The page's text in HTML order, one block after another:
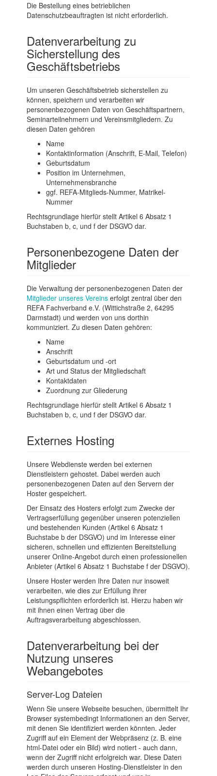
Die Bestellung eines betrieblichen
Datenschutzbeauftragten ist nicht erforderlich.
Datenverarbeitung zu
Sicherstellung des
Geschäftsbetriebs
Um unseren Geschäftsbetrieb sicherstellen zu
können, speichern und verarbeiten wir
personenbezogenen Daten von Geschäftspartnern,
Seminarteilnehmern und Vereinsmitgliedern. Zu
diesen Daten gehören
Name
Kontaktinformation (Anschrift, E-Mail, Telefon)
Geburtsdatum
Position im Unternehmen,
Unternehmensbranche
ggf. REFA-Mitglieds-Nummer, Matrikel-
Nummer
Rechtsgrundlage hierfür stellt Artikel 6 Absatz 1
Buchstaben b, c, und f der DSGVO dar.
Personenbezogene Daten der
Mitglieder
Die Verwaltung der personenbezogenen Daten der
Mitglieder unseres Vereins erfolgt zentral über den
REFA Fachverband e.V. (Wittichstraße 2, 64295
Darmstadt) und werden von uns dorthin
kommuniziert. Zu diesen Daten gehören:
Name
Anschrift
Geburtsdatum und -ort
Art und Status der Mitgliedschaft
Kontaktdaten
Zuordnung zur Gliederung
Rechtsgrundlage hierfür stellt Artikel 6 Absatz 1
Buchstaben b, c, und f der DSGVO dar.
Externes Hosting
Unsere Webdienste werden bei externen
Dienstleistern gehostet. Dabei werden auch
personenbezogenen Daten auf den Servern der
Hoster gespeichert.
Der Einsatz des Hosters erfolgt zum Zwecke der
Vertragserfüllung gegenüber unseren potenziellen
und bestehenden Kunden (Artikel 6 Absatz 1
Buchstabe b der DSGVO) und im Interesse einer
sicheren, schnellen und effizienten Bereitstellung
unserer Online-Angebot durch einen professionellen
Anbieter (Artikel 6 Absatz 1 Buchstabe f der DSGVO).
Unsere Hoster werden Ihre Daten nur insoweit
verarbeiten, wie dies zur Erfüllung ihrer
Leistungspflichten erforderlich ist. Hierzu haben wir
mit ihnen einen Vertrag über die
Auftragsverarbeitung abgeschlossen.
Datenverarbeitung bei der
Nutzung unseres
Webangebotes
Server-Log Dateien
Wenn Sie unsere Webseite besuchen, übermittelt Ihr
Browser systembedingt Informationen an den Server,
mit denen Sie identifiziert werden könnten. Jeder
Zugriff auf ein Element der Webpräsenz (z. B. eine
html-Datei oder ein Bild) wird notiert - auch dann,
wenn der Zugriff nicht erfolgreich war. Diese Daten
werden durch unseren Hosting-Dienstleister in den